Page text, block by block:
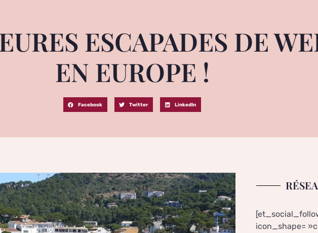
ESCAPADES DE
EN EUROPE !
Facebook Twitter LinkedIn
icon_shape=